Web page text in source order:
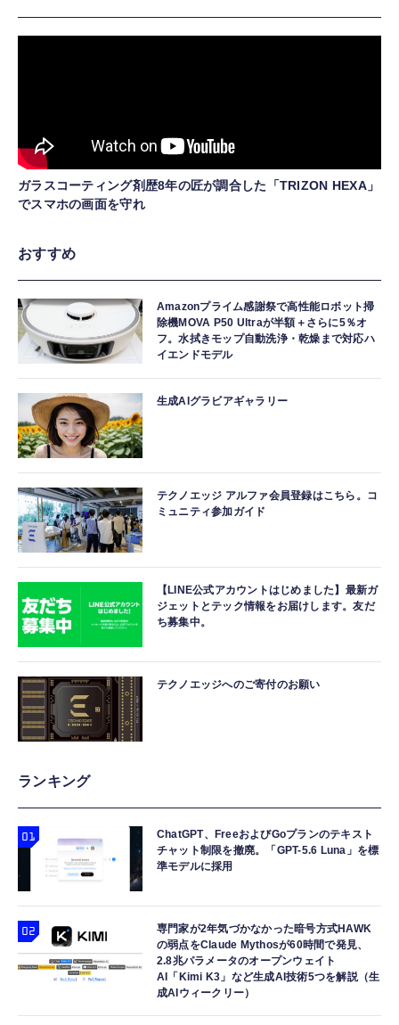
ガラスコーティング剤歴8年の匠が調合した「TRIZON HEXA」
でスマホの画面を守れ
おすすめ
Amazonプライム感謝祭で高性能ロボット掃
除機MOVA P50 Ultraが半額＋さらに5％オ
フ。水拭きモップ自動洗浄・乾燥まで対応ハ
イエンドモデル
生成AIグラビアギャラリー
テクノエッジ アルファ会員登録はこちら。コ
ミュニティ参加ガイド
【LINE公式アカウントはじめました】最新ガ
ジェットとテック情報をお届けします。友だ
ち募集中。
テクノエッジへのご寄付のお願い
ランキング
ChatGPT、FreeおよびGoプランのテキスト
チャット制限を撤廃。「GPT-5.6 Luna」を標
準モデルに採用
専門家が2年気づかなかった暗号方式HAWK
の弱点をClaude Mythosが60時間で発見、
2.8兆パラメータのオープンウェイト
AI「Kimi K3」など生成AI技術5つを解説（生
成AIウィークリー）